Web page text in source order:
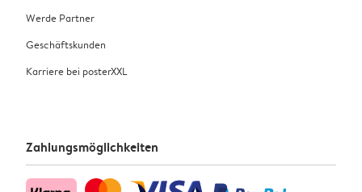
Werde Partner
Geschäftskunden
Karriere bei posterXXL
Zahlungsmöglichkeiten